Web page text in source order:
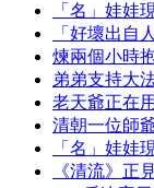
「名」娃娃
「好壞出自
煉兩個小時
弟弟支持大
老天爺正在
清朝一位師
「名」娃娃
《清流》正